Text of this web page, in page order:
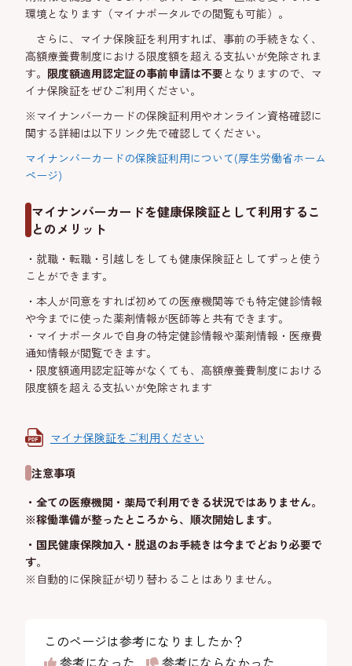
環境となります（マイナポータルでの閲覧も可能）。
さらに、マイナ保険証を利用すれば、事前の手続きなく、
高額療養費制度における限度額を超える支払いが免除されま
す。 限度額適用認定証の事前申請は不要 となりますので、マ
イナ保険証をぜひご利用ください。
※マイナンバーカードの保険証利用やオンライン資格確認に
関する詳細は以下リンク先で確認してください。
マイナンバーカードの保険証利用について(厚生労働省ホーム
ページ)
マイナンバーカードを健康保険証として利用するこ
とのメリット
・就職・転職・引越しをしても健康保険証としてずっと使う
ことができます。
・本人が同意をすれば初めての医療機関等でも特定健診情報
や今までに使った薬剤情報が医師等と共有できます。
・マイナポータルで自身の特定健診情報や薬剤情報・医療費
通知情報が閲覧できます。
・限度額適用認定証等がなくても、高額療養費制度における
限度額を超える支払いが免除されます
マイナ保険証をご利用ください
注意事項
・全ての医療機関・薬局で利用できる状況ではありません。
※稼働準備が整ったところから、順次開始します。
・国民健康保険加入・脱退のお手続きは今までどおり必要で
す。
※自動的に保険証が切り替わることはありません。
このページは参考になりましたか？
参考になった
参考にならなかった